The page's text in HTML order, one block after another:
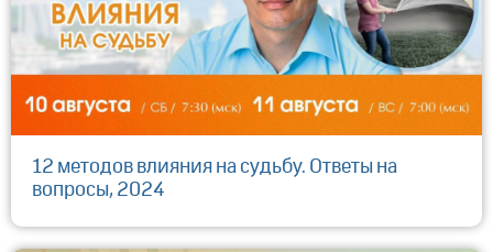
12 методов влияния на судьбу. Ответы на
вопросы, 2024